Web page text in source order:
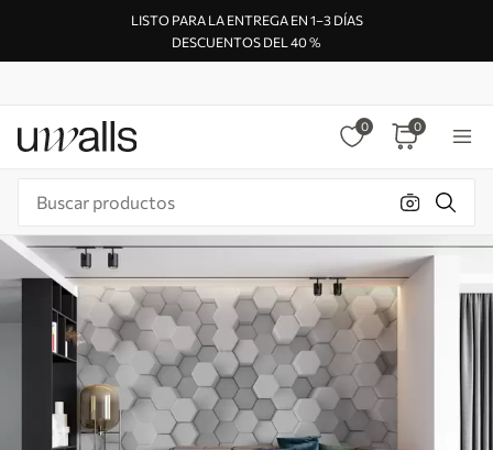
LISTO PARA LA ENTREGA EN 1–3 DÍAS
DESCUENTOS DEL 40 %
0 0